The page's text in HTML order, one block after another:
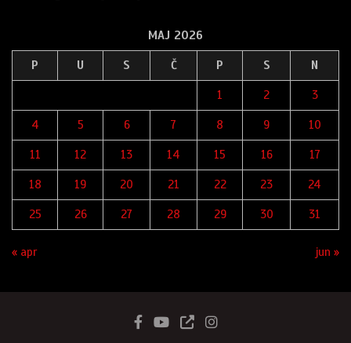
MAJ 2026
P U S Č P S N
1 2 3
4 5 6 7 8 9 10
11 12 13 14 15 16 17
18 19 20 21 22 23 24
25 26 27 28 29 30 31
« apr jun »